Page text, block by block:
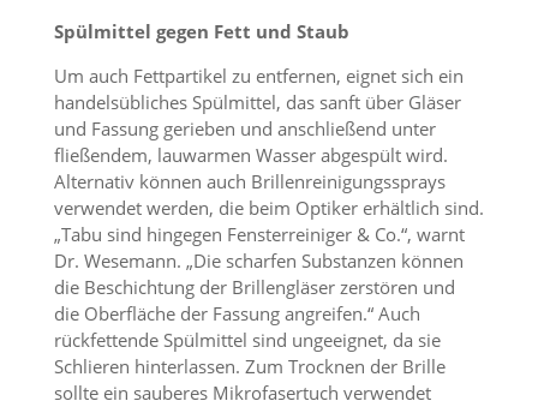
Spülmittel gegen Fett und Staub
Um auch Fettpartikel zu entfernen, eignet sich ein
handelsübliches Spülmittel, das sanft über Gläser
und Fassung gerieben und anschließend unter
fließendem, lauwarmen Wasser abgespült wird.
Alternativ können auch Brillenreinigungssprays
verwendet werden, die beim Optiker erhältlich sind.
„Tabu sind hingegen Fensterreiniger & Co.“, warnt
Dr. Wesemann. „Die scharfen Substanzen können
die Beschichtung der Brillengläser zerstören und
die Oberfläche der Fassung angreifen.“ Auch
rückfettende Spülmittel sind ungeeignet, da sie
Schlieren hinterlassen. Zum Trocknen der Brille
sollte ein sauberes Mikrofasertuch verwendet